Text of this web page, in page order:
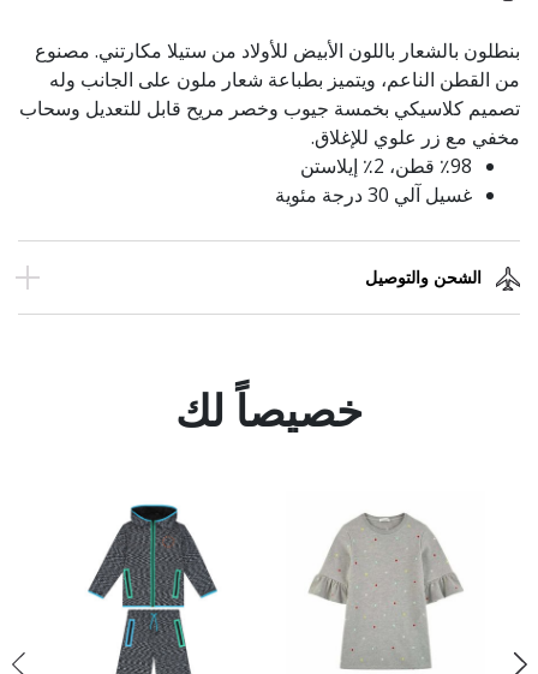
بنطلون بالشعار باللون الأبيض للأولاد من ستيلا مكارتني. مصنوع
من القطن الناعم، ويتميز بطباعة شعار ملون على الجانب وله
تصميم كلاسيكي بخمسة جيوب وخصر مريح قابل للتعديل وسحاب
مخفي مع زر علوي للإغلاق.
٪98 قطن، 2٪ إيلاستن
غسيل آلي 30 درجة مئوية
الشحن والتوصيل
خصيصاً لك